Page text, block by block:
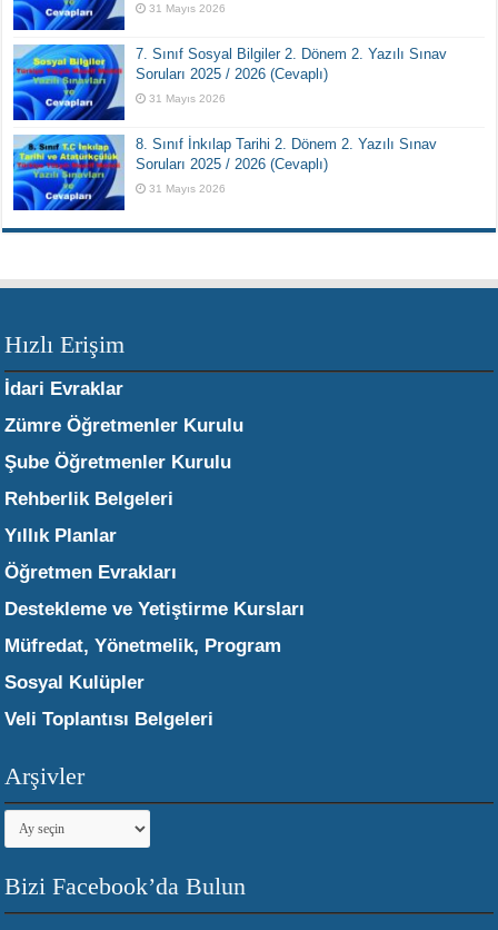
31 Mayıs 2026
7. Sınıf Sosyal Bilgiler 2. Dönem 2. Yazılı Sınav
Soruları 2025 / 2026 (Cevaplı)
31 Mayıs 2026
8. Sınıf İnkılap Tarihi 2. Dönem 2. Yazılı Sınav
Soruları 2025 / 2026 (Cevaplı)
31 Mayıs 2026
Hızlı Erişim
İdari Evraklar
Zümre Öğretmenler Kurulu
Şube Öğretmenler Kurulu
Rehberlik Belgeleri
Yıllık Planlar
Öğretmen Evrakları
Destekleme ve Yetiştirme Kursları
Müfredat, Yönetmelik, Program
Sosyal Kulüpler
Veli Toplantısı Belgeleri
Arşivler
Arşivler
Bizi Facebook’da Bulun